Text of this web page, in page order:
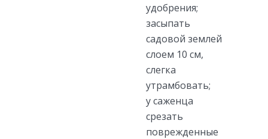
удобрения;
засыпать
садовой землей
слоем 10 см,
слегка
утрамбовать;
у саженца
срезать
поврежденные